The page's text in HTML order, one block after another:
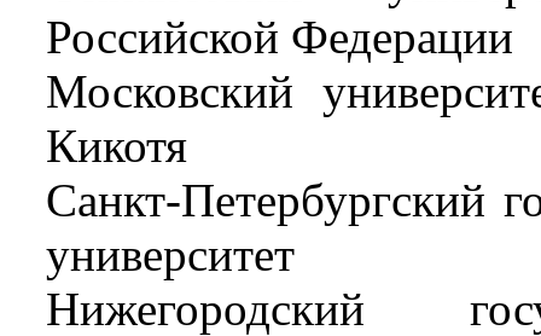
Российской Федерации
Московский
Кикотя
Санкт-Петербургский
университет
Нижегородский